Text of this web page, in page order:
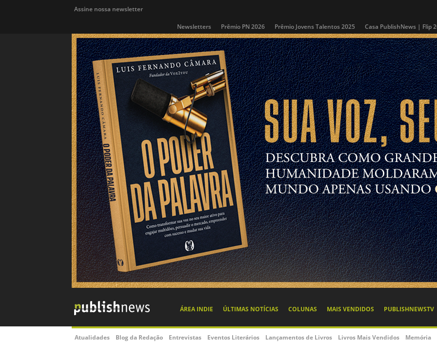
Assine nossa newsletter
Newsletters Prêmio PN 2026 Prêmio Jovens Talentos 2025 Casa PublishNews | Flip
ÁREA INDIE ÚLTIMAS NOTÍCIAS COLUNAS MAIS VENDIDOS PUBLISHNEWSTV
Atualidades Blog da Redação Entrevistas Eventos Literários Lançamentos de Livros Livros Mais Vendidos Memória